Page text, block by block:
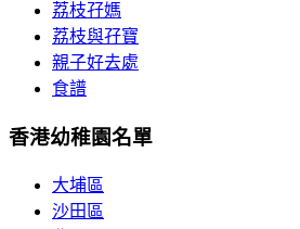
荔枝孖媽
荔枝與孖寶
親子好去處
食譜
香港幼稚園名單
大埔區
沙田區